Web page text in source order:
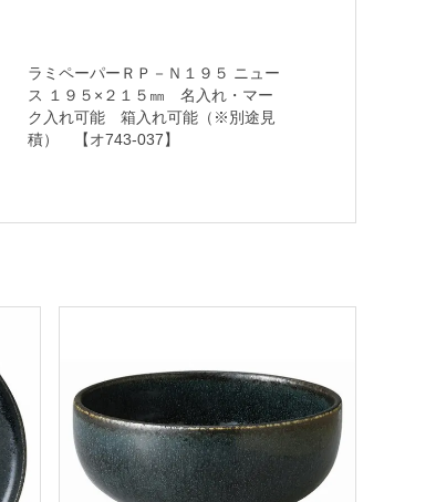
ラミペーパーＲＰ－Ｎ１９５ ニュー
ス １９５×２１５㎜ 名入れ・マー
ク入れ可能 箱入れ可能（※別途見
積） 【オ743-037】